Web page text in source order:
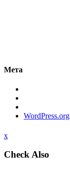
Мета
WordPress.org
x
Check Also